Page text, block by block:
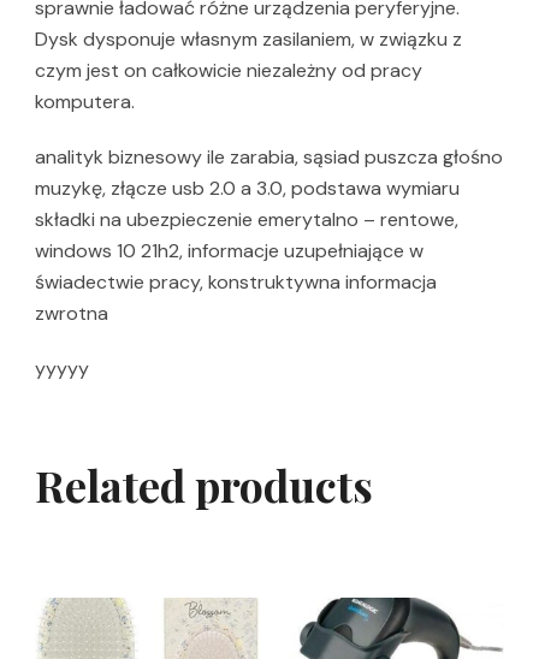
sprawnie ładować różne urządzenia peryferyjne.
Dysk dysponuje własnym zasilaniem, w związku z
czym jest on całkowicie niezależny od pracy
komputera.
analityk biznesowy ile zarabia, sąsiad puszcza głośno
muzykę, złącze usb 2.0 a 3.0, podstawa wymiaru
składki na ubezpieczenie emerytalno – rentowe,
windows 10 21h2, informacje uzupełniające w
świadectwie pracy, konstruktywna informacja
zwrotna
yyyyy
Related products